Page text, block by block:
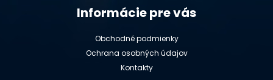
Informácie pre vás
Obchodné podmienky
Ochrana osobných údajov
Kontakty